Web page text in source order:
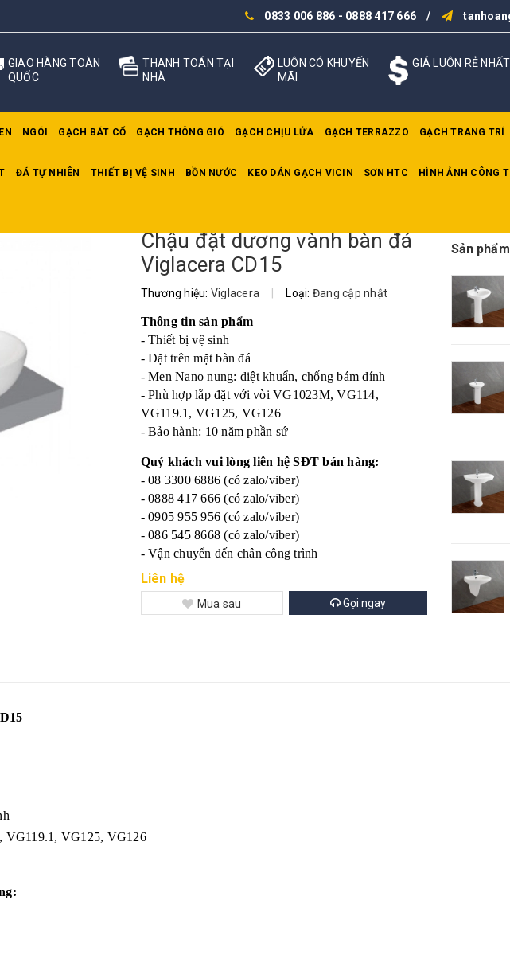
0833 006 886 - 0888 417 666 /
GIAO HÀNG TOÀN
QUỐC
THANH TOÁN TẠI
NHÀ
LUÔN CÓ KHUYẾN
MÃI
GIÁ LUÔN RẺ NHẤT
NGÓI GẠCH BÁT CỔ GẠCH THÔNG GIÓ GẠCH CHỊU LỬA GẠCH TERRAZZO GẠCH TRANG TRÍ
ĐÁ TỰ NHIÊN THIẾT BỊ VỆ SINH BỒN NƯỚC KEO DÁN GẠCH VICIN SƠN HTC HÌNH ẢNH CÔNG
đặt dương vành bàn đá Viglacera CD15
Chậu đặt dương vành bàn đá
Viglacera CD15
Thương hiệu: Viglacera Loại: Đang cập nhật
Thông tin sản phẩm
- Thiết bị vệ sinh
- Đặt trên mặt bàn đá
- Men Nano nung: diệt khuẩn, chống bám dính
- Phù hợp lắp đặt với vòi VG1023M, VG114,
VG119.1, VG125, VG126
- Bảo hành: 10 năm phần sứ
Quý khách vui lòng liên hệ SĐT bán hàng:
- 08 3300 6886 (có zalo/viber)
- 0888 417 666 (có zalo/viber)
- 0905 955 956 (có zalo/viber)
- 086 545 8668 (có zalo/viber)
- Vận chuyển đến chân công trình
Liên hệ
Mua sau Gọi ngay
Sản
VG119.1, VG125, VG126